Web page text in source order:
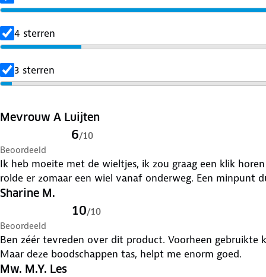
4 sterren
3 sterren
Mevrouw A Luijten
6/10
Beoordeeld
Ik heb moeite met de wieltjes, ik zou graag een klik
rolde er zomaar een wiel vanaf onderweg. Een minpunt
Sharine M.
10/10
Beoordeeld
Ben zéér tevreden over dit product. Voorheen gebruikte
Maar deze boodschappen tas, helpt me enorm goed.
Mw. M.Y. Les